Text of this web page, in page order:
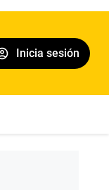
Inicia sesión